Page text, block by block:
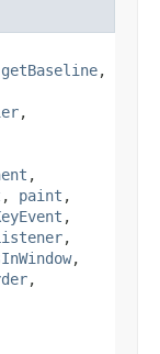
getBaseline,
,
,
, paint ,
,
,
,
,